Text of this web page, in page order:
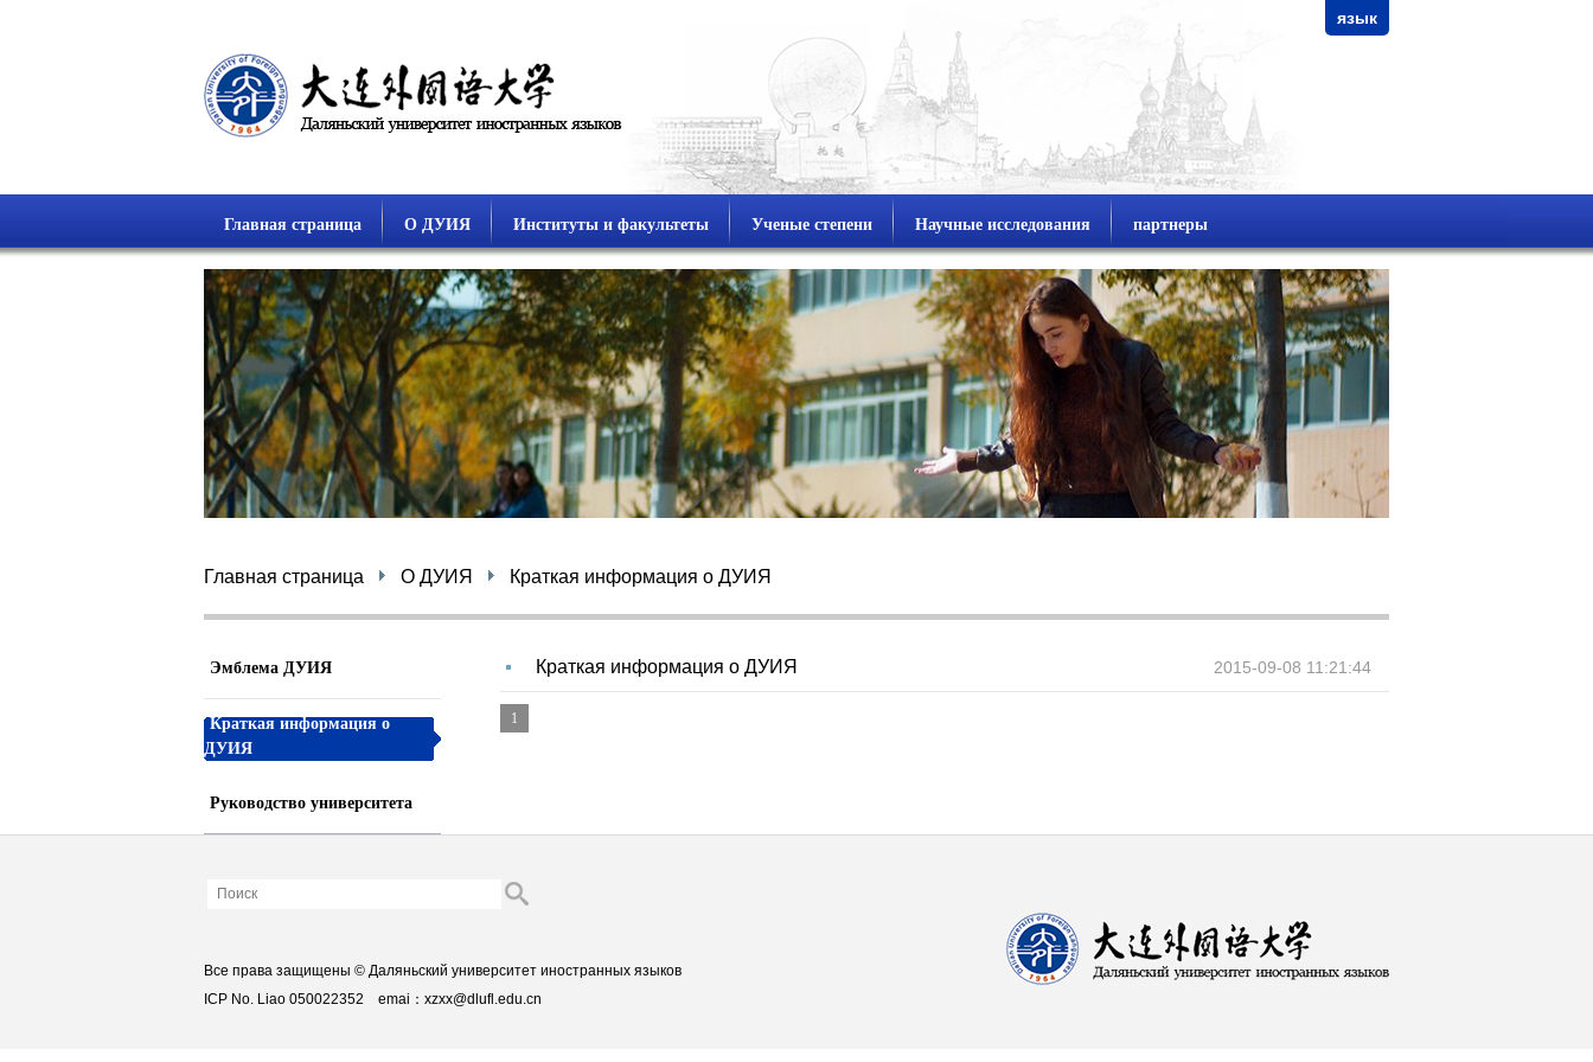
язык
Главная страница О ДУИЯ Институты и факультеты Ученые степени Научные исследования партнеры
Главная страница О ДУИЯ Краткая информация о ДУИЯ
Эмблема ДУИЯ
Краткая информация о
ДУИЯ
Руководство университета
Краткая информация о ДУИЯ 2015-09-08 11:21:44
1
Все права защищены © Даляньский университет иностранных языков
ICP No. Liao 050022352 emai：xzxx@dlufl.edu.cn